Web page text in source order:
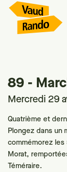
89 -
Mercredi 29
Quatrième et
Plongez dans un
commémorez
Morat,
Téméraire.